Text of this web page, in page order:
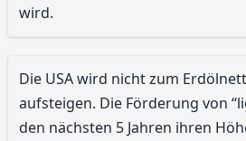
wird.
Die USA wird nicht zum
aufsteigen. Die Förderung von
den nächsten 5 Jahren ihren